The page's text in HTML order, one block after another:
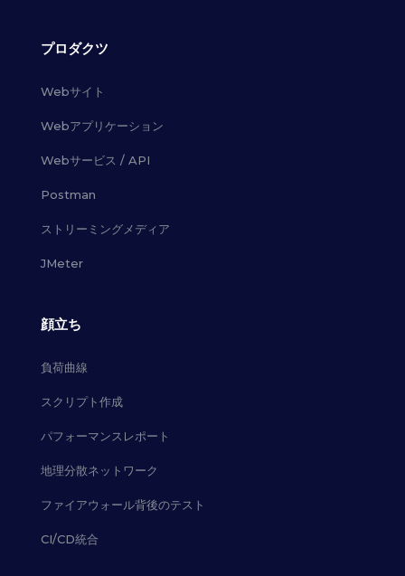
プロダクツ
Webサイト
Webアプリケーション
Webサービス / API
Postman
ストリーミングメディア
JMeter
顔立ち
負荷曲線
スクリプト作成
パフォーマンスレポート
地理分散ネットワーク
ファイアウォール背後のテスト
CI/CD統合